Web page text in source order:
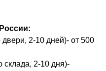
2-10 дней)- от 500
2-10 дня)-